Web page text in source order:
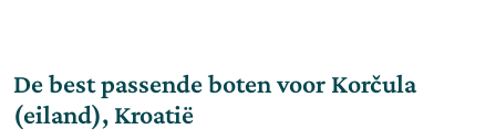
De best passende boten voor Korčula
(eiland), Kroatië